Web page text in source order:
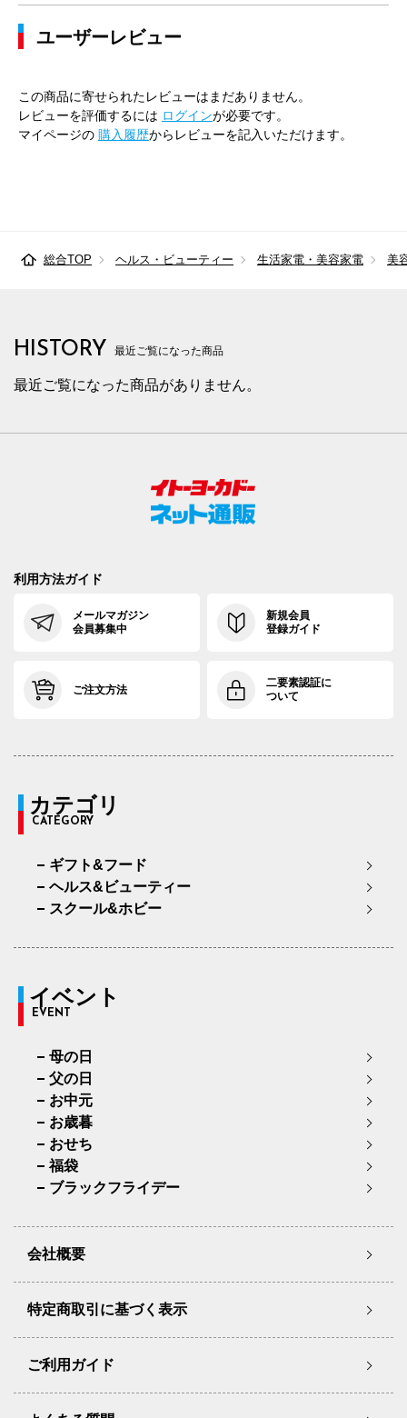
ユーザーレビュー
この商品に寄せられたレビューはまだありません。
レビューを評価するには ログインが必要です。
マイページの 購入履歴からレビューを記入いただけます。
総合TOP ヘルス・ビューティー 生活家電・美容家電 美
HISTORY 最近ご覧になった商品
最近ご覧になった商品がありません。
利用方法ガイド
メールマガジン
会員募集中
新規会員
登録ガイド
ご注文方法
二要素認証に
ついて
カテゴリ
CATEGORY
ギフト&フード
ヘルス&ビューティー
スクール&ホビー
イベント
EVENT
母の日
父の日
お中元
お歳暮
おせち
福袋
ブラックフライデー
会社概要
特定商取引に基づく表示
ご利用ガイド